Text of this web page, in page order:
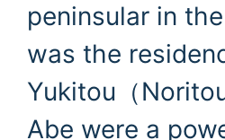
peninsular in
was the
Yukitou（
Abe were a